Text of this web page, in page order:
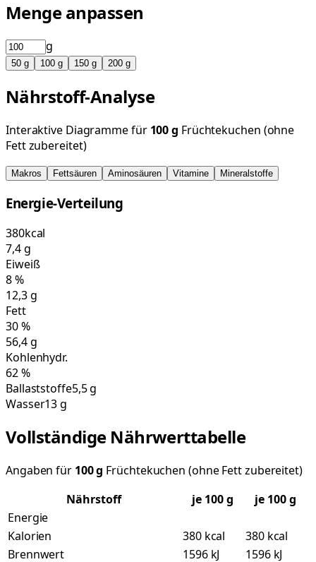
Menge anpassen
g
50 g 100 g 150 g 200 g
Nährstoff-Analyse
Interaktive Diagramme für 100g Früchtekuchen (ohne
Fett zubereitet)
Makros Fettsäuren Aminosäuren Vitamine Mineralstoffe
Energie-Verteilung
380kcal
7,4g
Eiweiß
8%
12,3g
Fett
30%
56,4g
Kohlenhydr.
62%
Ballaststoffe5,5 g
Wasser13 g
Vollständige Nährwerttabelle
Angaben für 100g Früchtekuchen (ohne Fett zubereitet)
Nährstoff
je 100g
je 100 g
Energie
Kalorien
380 kcal
380 kcal
Brennwert
1596 kJ 1596 kJ